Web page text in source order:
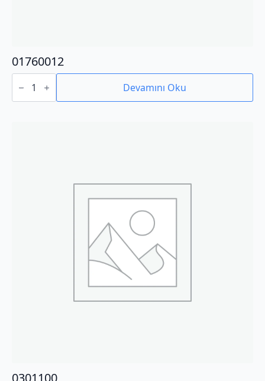
01760012
01760012
adet Devamını Oku
0301100